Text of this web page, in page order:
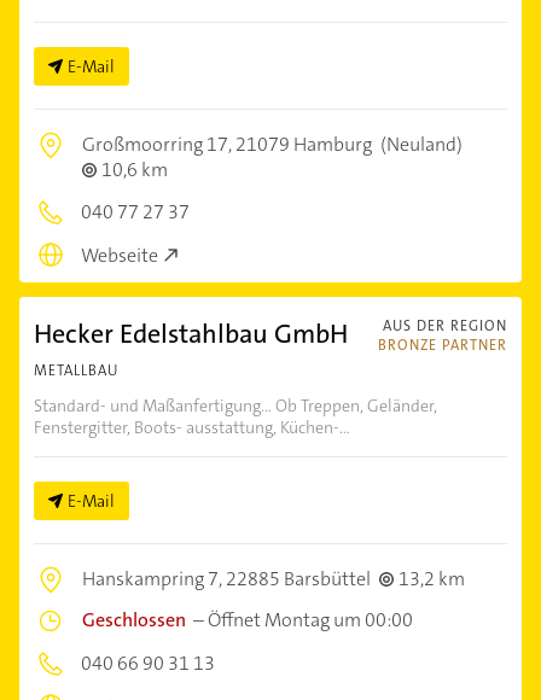
E-Mail
Großmoorring 17,21079 Hamburg (Neuland)
10,6 km
040 77 27 37
Webseite
AUS DER REGION
BRONZE PARTNER
Hecker Edelstahlbau GmbH
METALLBAU
Standard- und Maßanfertigung... Ob Treppen, Geländer,
Fenstergitter, Boots- ausstattung, Küchen-...
E-Mail
Hanskampring 7,22885 Barsbüttel
13,2 km
Geschlossen –Öffnet Montag um 00:00
040 66 90 31 13